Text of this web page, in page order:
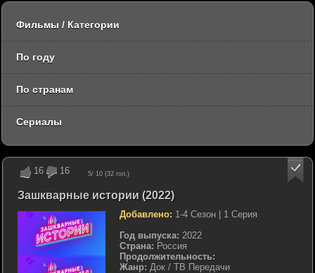
16 16 5/ 10 (32 гол.)
Зашкварные истории (2022)
Добавлено: 1-4 Сезон | 1 Серия
Год выпуска: 2022
Страна: Россия
Продолжительность:
Жанр: Док / ТВ Передачи
Фильмы / Категории
По году
По странам
Сериалы